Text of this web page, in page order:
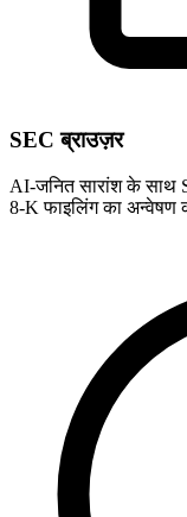
SEC ब्राउज़र
AI-जनित सारांश के साथ
8-K फाइलिंग का अन्वेषण